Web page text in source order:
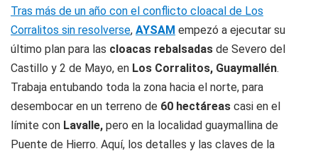
Tras más de un año con el conflicto cloacal de Los
Corralitos sin resolverse, AYSAM empezó a ejecutar su
último plan para las cloacas rebalsadas de Severo del
Castillo y 2 de Mayo, en Los Corralitos, Guaymallén.
Trabaja entubando toda la zona hacia el norte, para
desembocar en un terreno de 60 hectáreas casi en el
límite con Lavalle, pero en la localidad guaymallina de
Puente de Hierro. Aquí, los detalles y las claves de la